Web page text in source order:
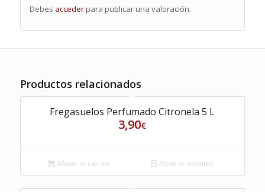
Debes accederpara publicar una valoración.
Productos relacionados
Fregasuelos Perfumado Citronela 5 L
3,90€
Añadir al carrito Mostrar detalles